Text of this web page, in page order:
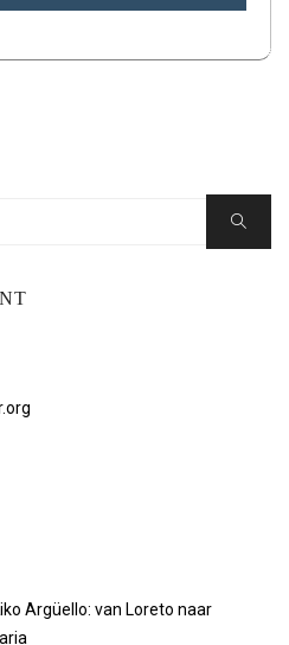
Zoeken
Argüello: van Loreto naar